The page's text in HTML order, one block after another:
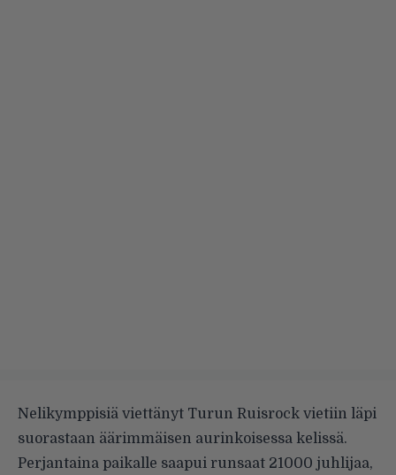
Nelikymppisiä viettänyt Turun Ruisrock vietiin läpi
suorastaan äärimmäisen aurinkoisessa kelissä.
Perjantaina paikalle saapui runsaat 21000 juhlijaa,